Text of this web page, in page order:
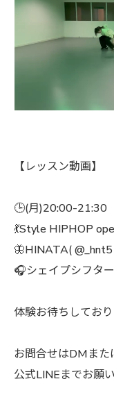
【レッスン動画】
🕒(月)20:00-21:30
💃Style HIPHOP
🦋HINATA( @_hnt5
🎧シェイプシフタ
体験お待ちしてお
お問合せはDMまた
公式LINEまでお願